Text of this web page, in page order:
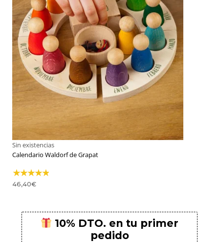
Sin existencias
Calendario Waldorf de Grapat
46,40€
10% DTO. en tu primer
pedido